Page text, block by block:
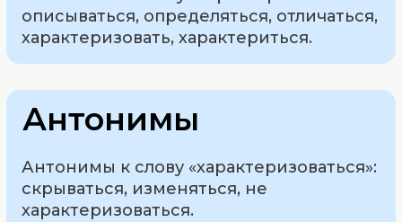
описываться, определяться, отличаться,
характеризовать, характериться.
Антонимы
Антонимы к слову «характеризоваться»:
скрываться, изменяться, не
характеризоваться.